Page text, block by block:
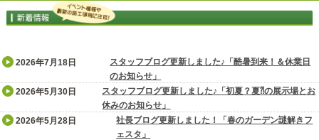
2026年7月18日
スタッフブログ更新しました♪「酷暑到来！＆休業日
のお知らせ」
2026年5月30日
スタッフブログ更新しました♪「初夏？夏⁈の展示場とお
休みのお知らせ」
2026年5月28日
社長ブログ更新しました！「春のガーデン謎解きフ
ェスタ」